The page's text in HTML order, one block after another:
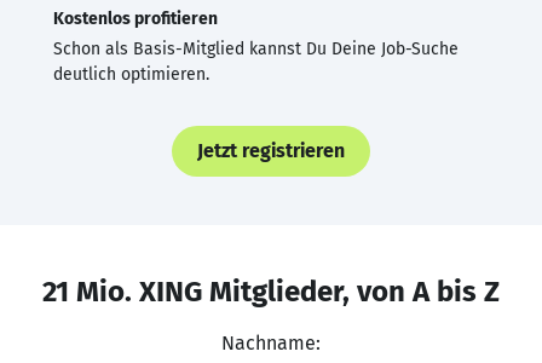
Kostenlos profitieren
Schon als Basis-Mitglied kannst Du Deine Job-Suche
deutlich optimieren.
Jetzt registrieren
21 Mio. XING Mitglieder, von A bis Z
Nachname: